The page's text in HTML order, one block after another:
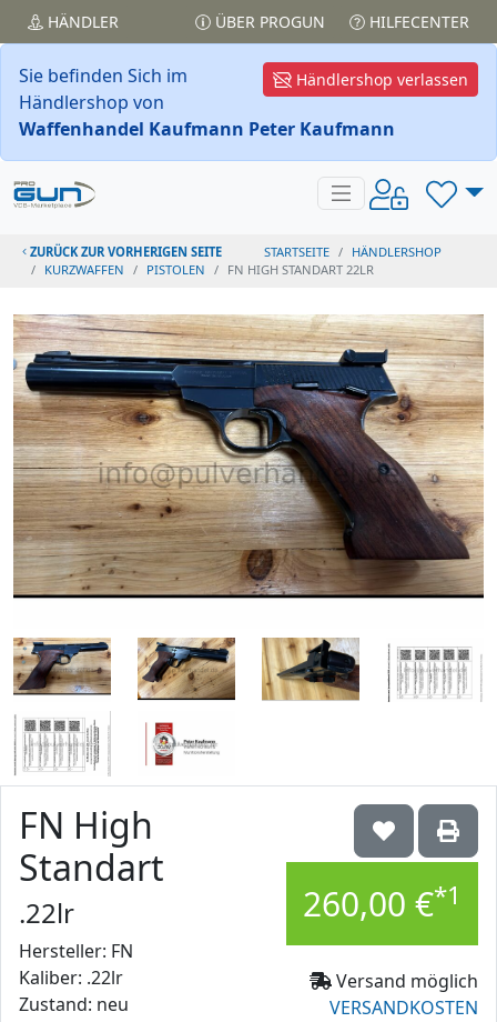
HÄNDLER ÜBER PROGUN HILFECENTER
Händlershop verlassen
Sie befinden Sich im
Händlershop von
Waffenhandel Kaufmann Peter Kaufmann
ZURÜCK ZUR VORHERIGEN SEITE STARTSEITE
HÄNDLERSHOP
KURZWAFFEN
PISTOLEN FN HIGH STANDART 22LR
260,00 €*1
Versand möglich
VERSANDKOSTEN
FN High
Standart
.22lr
Hersteller: FN
Kaliber: .22lr
Zustand: neu